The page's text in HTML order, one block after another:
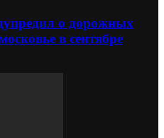
о дорожных
в сентябре